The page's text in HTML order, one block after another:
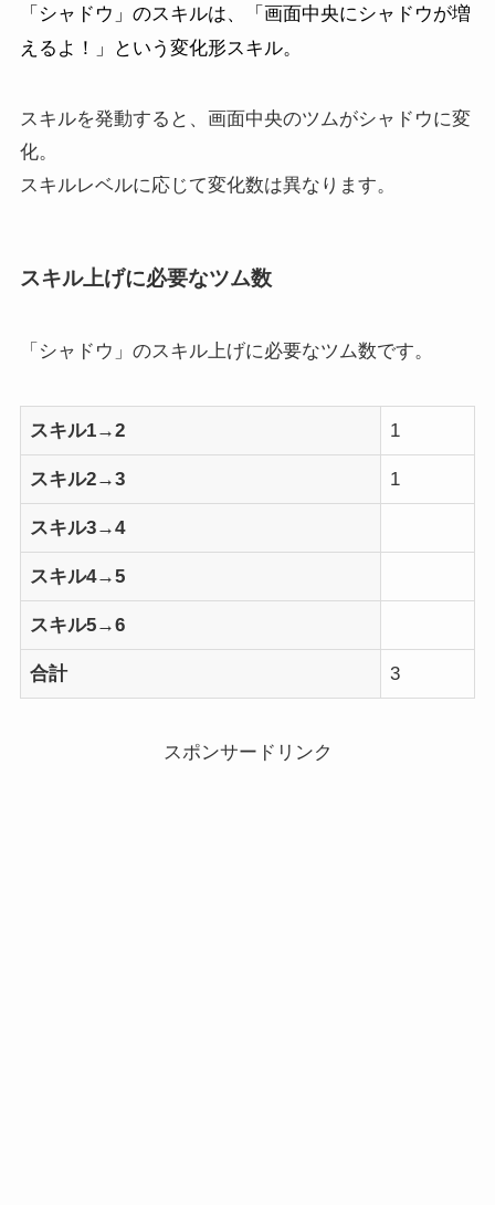
「シャドウ」のスキルは、「画面中央にシャドウが増
えるよ！」という変化形スキル。
スキルを発動すると、画面中央のツムがシャドウに変
化。
スキルレベルに応じて変化数は異なります。
スキル上げに必要なツム数
「シャドウ」のスキル上げに必要なツム数です。
スキル1→2 1
スキル2→3 1
スキル3→4
スキル4→5
スキル5→6
合計 3
スポンサードリンク